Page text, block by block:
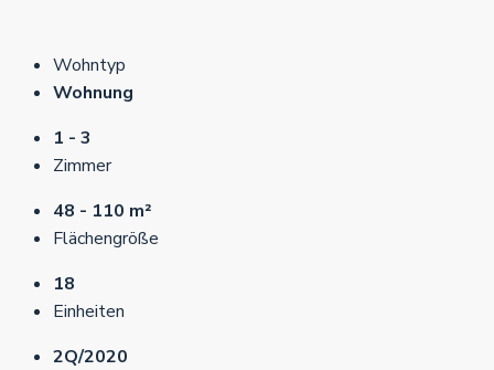
Wohntyp
Wohnung
1 - 3
Zimmer
48 - 110 m²
Flächengröße
18
Einheiten
2Q/2020